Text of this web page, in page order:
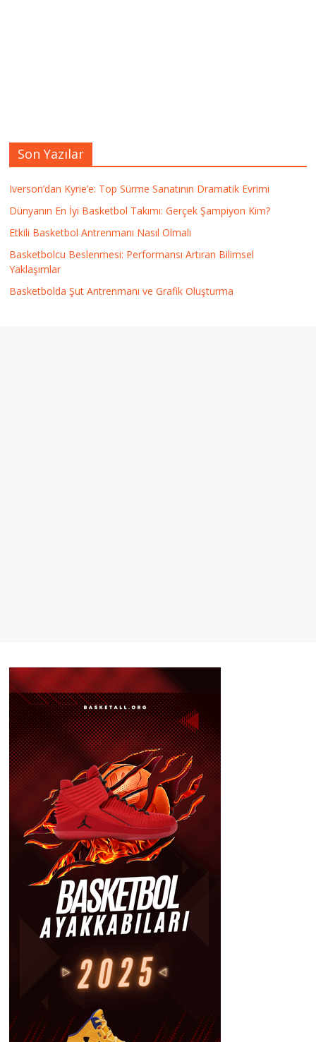
Son Yazılar
Iverson’dan Kyrie’e: Top Sürme Sanatının Dramatik Evrimi
Dünyanın En İyi Basketbol Takımı: Gerçek Şampiyon Kim?
Etkili Basketbol Antrenmanı Nasıl Olmalı
Basketbolcu Beslenmesi: Performansı Artıran Bilimsel
Yaklaşımlar
Basketbolda Şut Antrenmanı ve Grafik Oluşturma